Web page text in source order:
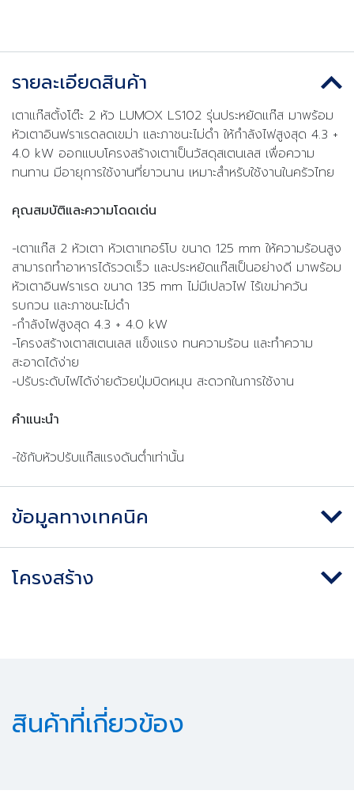
รายละเอียดสินค้า
เตาแก๊สตั้งโต๊ะ 2 หัว LUMOX LS102 รุ่นประหยัดแก๊ส มาพร้อม
หัวเตาอินฟราเรดลดเขม่า และภาชนะไม่ดำ ให้กำลังไฟสูงสุด 4.3 +
4.0 kW ออกแบบโครงสร้างเตาเป็นวัสดุสเตนเลส เพื่อความ
ทนทาน มีอายุการใช้งานที่ยาวนาน เหมาะสำหรับใช้งานในครัวไทย
คุณสมบัติและความโดดเด่น
-เตาแก๊ส 2 หัวเตา หัวเตาเทอร์โบ ขนาด 125 mm ให้ความร้อนสูง
สามารถทำอาหารได้รวดเร็ว และประหยัดแก๊สเป็นอย่างดี มาพร้อม
หัวเตาอินฟราเรด ขนาด 135 mm ไม่มีเปลวไฟ ไร้เขม่าควัน
รบกวน และภาชนะไม่ดำ
-กำลังไฟสูงสุด 4.3 + 4.0 kW
-โครงสร้างเตาสเตนเลส แข็งแรง ทนความร้อน และทำความ
สะอาดได้ง่าย
-ปรับระดับไฟได้ง่ายด้วยปุ่มบิดหมุน สะดวกในการใช้งาน
คำแนะนำ
-ใช้กับหัวปรับแก๊สแรงดันต่ำเท่านั้น
ข้อมูลทางเทคนิค
โครงสร้าง
สินค้าที่เกี่ยวข้อง